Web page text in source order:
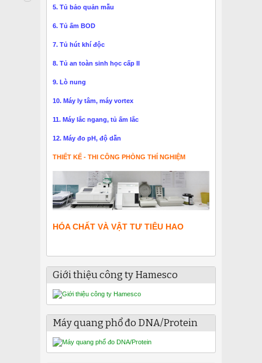
5. Tủ bảo quản mẫu
6. Tủ ấm BOD
7. Tủ hút khí độc
8. Tủ an toàn sinh học cấp II
9. Lò nung
10. Máy ly tâm, máy vortex
11. Máy lắc ngang, tủ ấm lắc
12. Máy đo pH, độ dẫn
THIẾT KẾ - THI CÔNG PHÒNG THÍ NGHIỆM
HÓA CHẤT VÀ VẬT TƯ TIÊU HAO
Giới thiệu công ty Hamesco
Máy quang phổ đo DNA/Protein